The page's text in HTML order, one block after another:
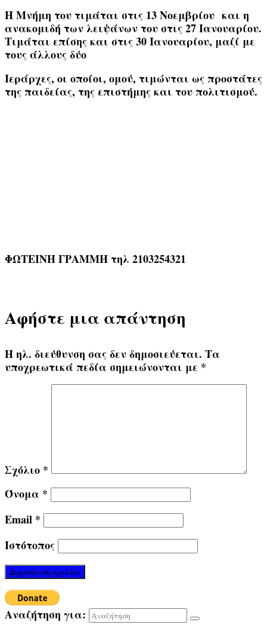
Η Μνήμη του τιμάται στις 13 Νοεμβρίου και η
ανακομιδή των λειψάνων του στις27 Ιανουαρίου.
Τιμάται επίσης και στις30 Ιανουαρίου, μαζί με
τους άλλους δύο
Ιεράρχες, οι οποίοι, ομού, τιμώνται ως προστάτες
της παιδείας, της επιστήμης και του πολιτισμού.
ΦΩΤΕΙΝΗ ΓΡΑΜΜΗ τηλ 2103254321
Αφήστε μια απάντηση
Η ηλ. διεύθυνση σας δεν δημοσιεύεται. Τα
υποχρεωτικά πεδία σημειώνονται με *
Σχόλιο *
Όνομα *
Email *
Ιστότοπος
Αναζήτηση για: